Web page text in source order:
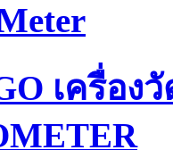
เครื่อง